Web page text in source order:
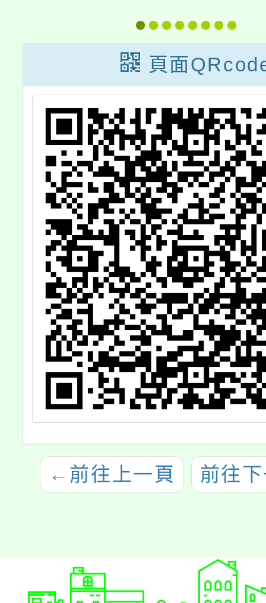
活」教案徵選暨
獎勵計畫，鼓勵
貴校踴躍參加
程
「
人」
家長
「邁
福」
的二
資訊
參
頁面
← 前往上一頁 前往